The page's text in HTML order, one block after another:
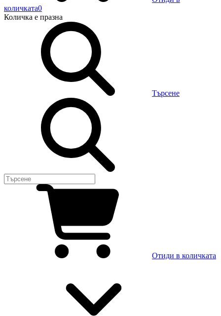
количката0
Количка е празна
Търсене
Отиди в количката